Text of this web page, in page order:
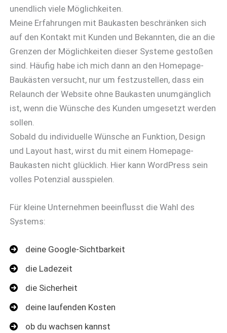
unendlich viele Möglichkeiten.
Meine Erfahrungen mit Baukasten beschränken sich
auf den Kontakt mit Kunden und Bekannten, die an die
Grenzen der Möglichkeiten dieser Systeme gestoßen
sind. Häufig habe ich mich dann an den Homepage-
Baukästen versucht, nur um festzustellen, dass ein
Relaunch der Website ohne Baukasten unumgänglich
ist, wenn die Wünsche des Kunden umgesetzt werden
sollen.
Sobald du individuelle Wünsche an Funktion, Design
und Layout hast, wirst du mit einem Homepage-
Baukasten nicht glücklich. Hier kann WordPress sein
volles Potenzial ausspielen.
Für kleine Unternehmen beeinflusst die Wahl des
Systems:
deine Google-Sichtbarkeit
die Ladezeit
die Sicherheit
deine laufenden Kosten
ob du wachsen kannst